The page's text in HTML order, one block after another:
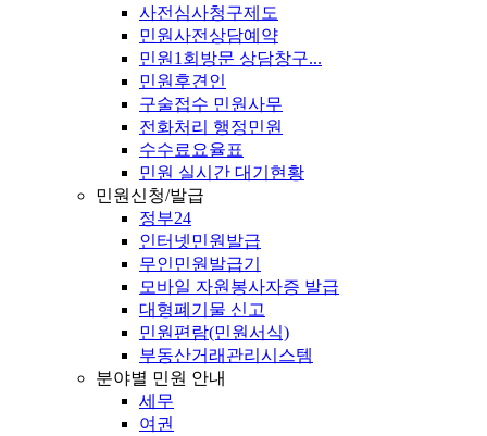
사전심사청구제도
민원사전상담예약
민원1회방문 상담창구...
민원후견인
구술접수 민원사무
전화처리 행정민원
수수료요율표
민원 실시간 대기현황
민원신청/발급
정부24
인터넷민원발급
무인민원발급기
모바일 자원봉사자증 발급
대형폐기물 신고
민원편람(민원서식)
부동산거래관리시스템
분야별 민원 안내
세무
여권